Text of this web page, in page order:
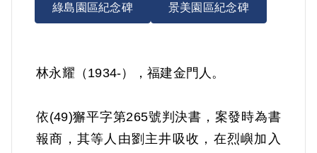
綠島園區紀念碑 景美園區紀念碑
林永耀（1934-），福建金門人。
依(49)獬平字第265號判決書，案發時為書
報商，其等人由劉主井吸收，在烈嶼加入